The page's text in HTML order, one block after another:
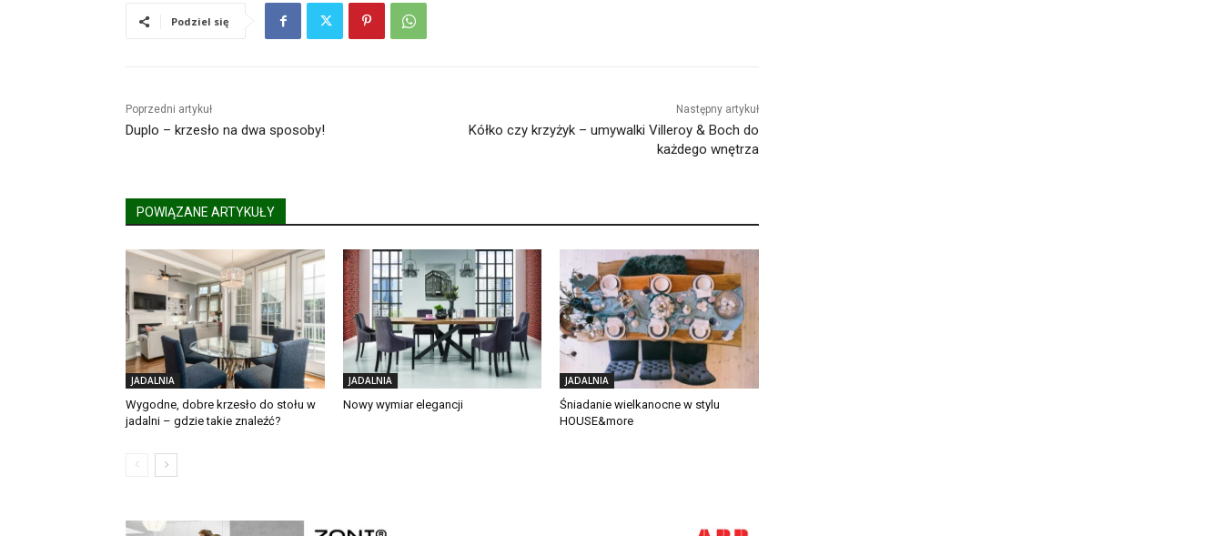
Podziel się
Poprzedni artykuł
Duplo – krzesło na dwa sposoby!
Następny artykuł
Kółko czy krzyżyk – umywalki Villeroy & Boch do
każdego wnętrza
POWIĄZANE ARTYKUŁY
JADALNIA
Wygodne, dobre krzesło do stołu w
jadalni – gdzie takie znaleźć?
JADALNIA
Nowy wymiar elegancji
JADALNIA
Śniadanie wielkanocne w stylu
HOUSE&more